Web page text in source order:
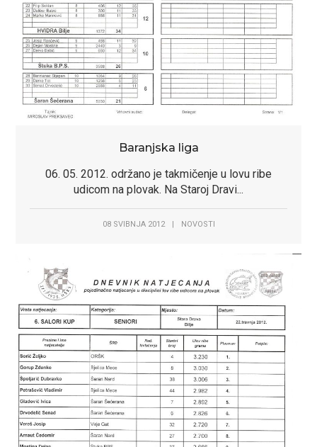
Baranjska liga
06. 05. 2012. održano je takmičenje u lovu ribe
udicom na plovak. Na Staroj Dravi...
08 SVIBNJA 2012 NOVOSTI